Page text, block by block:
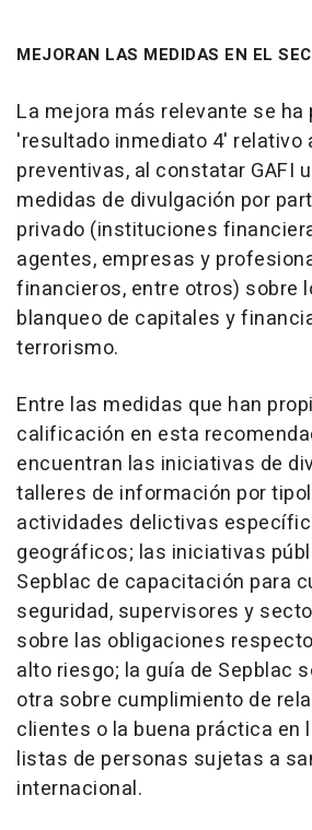
MEJORAN LAS MEDIDAS EN EL
La mejora más relevante se ha
'resultado inmediato 4' relativo
preventivas, al constatar GAFI
medidas de divulgación por
privado (instituciones
agentes, empresas y
financieros, entre otros) sobre
blanqueo de capitales y
terrorismo.
Entre las medidas que han
calificación en esta
encuentran las iniciativas de
talleres de información por
actividades delictivas
geográficos; las iniciativas
Sepblac de capacitación para
seguridad, supervisores y
sobre las obligaciones
alto riesgo; la guía de Sepblac
otra sobre cumplimiento de
clientes o la buena práctica en
listas de personas sujetas a
internacional.